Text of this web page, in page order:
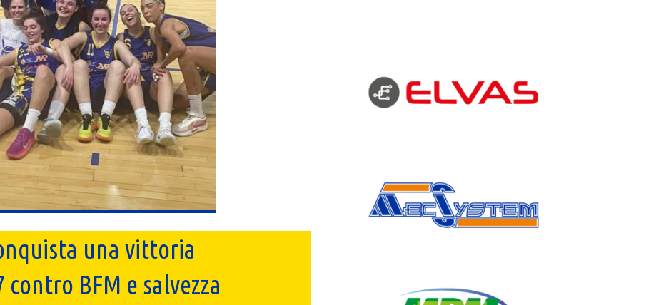
una vittoria
BFM e salvezza